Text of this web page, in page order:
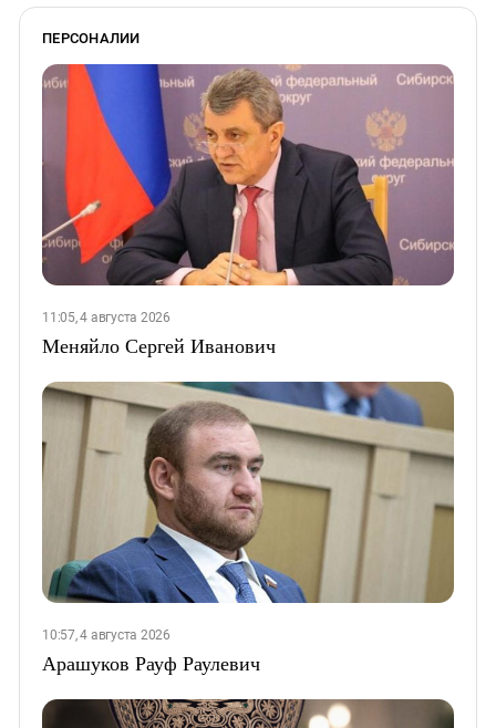
ПЕРСОНАЛИИ
11:05, 4 августа 2026
Меняйло Сергей Иванович
10:57, 4 августа 2026
Арашуков Рауф Раулевич